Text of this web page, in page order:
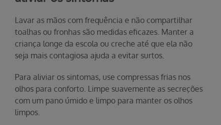
Lavar as mãos com frequência e não compartilhar
toalhas ou fronhas são medidas eficazes. Manter a
criança longe da escola ou creche até que ela não
seja mais contagiosa ajuda a evitar surtos.
Para aliviar os sintomas, use compressas frias nos
olhos para conforto. Limpe suavemente as secreções
com um pano úmido e limpo para manter os olhos
limpos.